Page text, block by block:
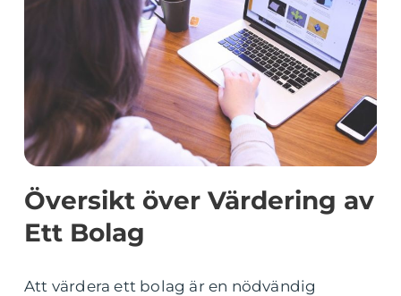
Översikt över Värdering av
Ett Bolag
Att värdera ett bolag är en nödvändig